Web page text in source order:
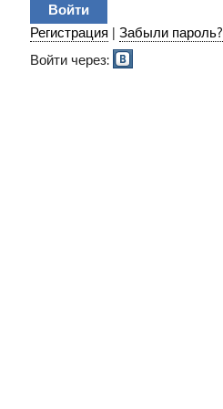
Регистрация | Забыли пароль?
Войти через: